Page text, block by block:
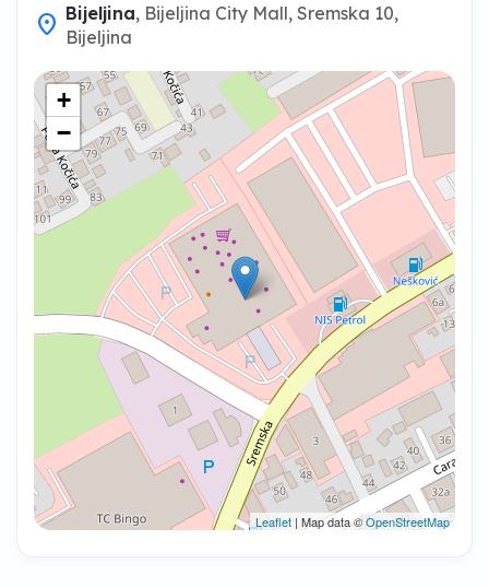
location_on Bijeljina, Bijeljina City Mall, Sremska 10,
Bijeljina
+
−
Leaflet | Map data ©OpenStreetMap